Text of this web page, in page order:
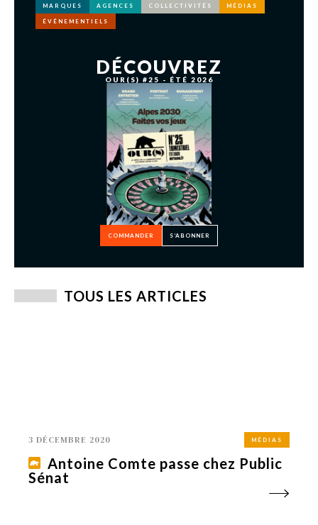
MARQUES AGENCES COLLECTIVITÉS MÉDIAS
ÉVÉNEMENTIELS
DÉCOUVREZ
OUR(S) #25 - ÉTÉ 2026
COMMANDER S’ABONNER
TOUS LES ARTICLES
3 DÉCEMBRE 2020 MÉDIAS
Antoine Comte passe chez Public
Sénat